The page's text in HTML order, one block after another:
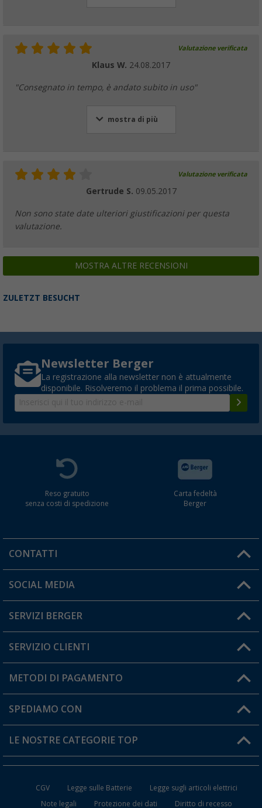
Valutazione verificata
Klaus W. 24.08.2017
"Consegnato in tempo, è andato subito in uso"
mostra di più
Valutazione verificata
Gertrude S. 09.05.2017
Non sono state date ulteriori giustificazioni per questa
valutazione.
MOSTRA ALTRE RECENSIONI
ZULETZT BESUCHT
Newsletter Berger
La registrazione alla newsletter non è attualmente
disponibile. Risolveremo il problema il prima possibile.
Reso gratuito
senza costi di spedizione
Carta fedeltà
Berger
CONTATTI
Orari di apertura del servizio:
Hai una domanda?
SOCIAL MEDIA
SERVIZI BERGER
Diventare rivenditori
Il mio Account
Carta fedeltà Berger
SERVIZIO CLIENTI
Informazioni sulla spedizione
Resi
FAQ e Contatti
METODI DI PAGAMENTO
SPEDIAMO CON
LE NOSTRE CATEGORIE TOP
CGV Legge sulle Batterie
Legge sugli articoli elettrici
Note legali
Protezione dei dati Diritto di recesso